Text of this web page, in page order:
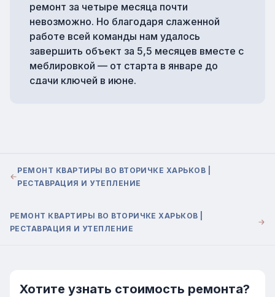
ремонт за четыре месяца почти
невозможно. Но благодаря слаженной
работе всей команды нам удалось
завершить объект за 5,5 месяцев вместе с
меблировкой — от старта в январе до
сдачи ключей в июне.
Однако, как и тогда, так и сейчас мы
обеспечиваем максимальное качество и
На момент начала работ квартира была в
перепланировочным работам. Стяжка
РЕМОНТ КВАРТИРЫ ВО ВТОРИЧКЕ ХАРЬКОВ |
РЕСТАВРАЦИЯ И УТЕПЛЕНИЕ
РЕМОНТ КВАРТИРЫ ВО ВТОРИЧКЕ ХАРЬКОВ |
РЕСТАВРАЦИЯ И УТЕПЛЕНИЕ
Хотите узнать стоимость ремонта?